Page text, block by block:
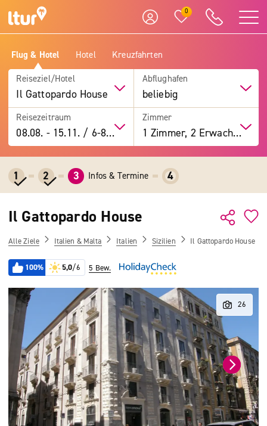
0
Flug & Hotel Hotel Kreuzfahrten
Reiseziel/Hotel
Il Gattopardo House
Abflughafen
beliebig
Reisezeitraum
08.08. -15.11. / 6-8 Tage
Zimmer
1 Zimmer, 2 Erwachsene
1 2 3 Infos & Termine 4
Il Gattopardo House
Alle Ziele Italien & Malta Italien Sizilien Il Gattopardo House
100% 5,0/6 5 Bew.